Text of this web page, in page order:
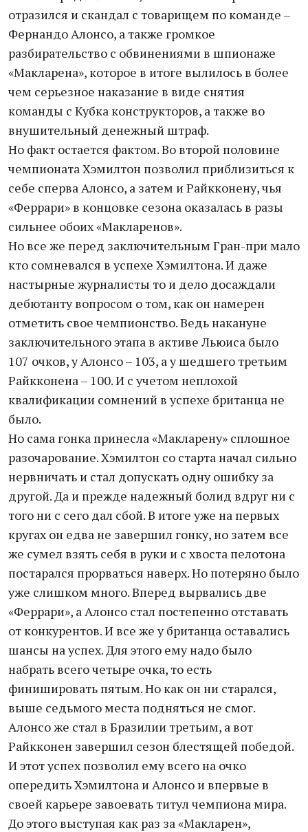
отразился и скандал с товарищем по команде –
Фернандо Алонсо, а также громкое
разбирательство с обвинениями в шпионаже
«Макларена», которое в итоге вылилось в более
чем серьезное наказание в виде снятия
команды с Кубка конструкторов, а также во
внушительный денежный штраф.
Но факт остается фактом. Во второй половине
чемпионата Хэмилтон позволил приблизиться к
себе сперва Алонсо, а затем и Райкконену, чья
«Феррари» в концовке сезона оказалась в разы
сильнее обоих «Макларенов».
Но все же перед заключительным Гран-при мало
кто сомневался в успехе Хэмилтона. И даже
настырные журналисты то и дело досаждали
дебютанту вопросом о том, как он намерен
отметить свое чемпионство. Ведь накануне
заключительного этапа в активе Льюиса было
107 очков, у Алонсо – 103, а у шедшего третьим
Райкконена – 100. И с учетом неплохой
квалификации сомнений в успехе британца не
было.
Но сама гонка принесла «Макларену» сплошное
разочарование. Хэмилтон со старта начал сильно
нервничать и стал допускать одну ошибку за
другой. Да и прежде надежный болид вдруг ни с
того ни с сего дал сбой. В итоге уже на первых
кругах он едва не завершил гонку, но затем все
же сумел взять себя в руки и с хвоста пелотона
постарался прорваться наверх. Но потеряно было
уже слишком много. Вперед вырвались две
«Феррари», а Алонсо стал постепенно отставать
от конкурентов. И все же у британца оставались
шансы на успех. Для этого ему надо было
набрать всего четыре очка, то есть
финишировать пятым. Но как он ни старался,
выше седьмого места подняться не смог.
Алонсо же стал в Бразилии третьим, а вот
Райкконен завершил сезон блестящей победой.
И этот успех позволил ему всего на очко
опередить Хэмилтона и Алонсо и впервые в
своей карьере завоевать титул чемпиона мира.
До этого выступая как раз за «Макларен»,